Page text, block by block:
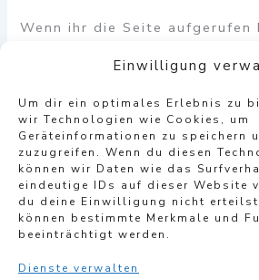
Einwilligung
Um dir ein optimales Erlebnis zu
wir Technologien wie Cookies, um
Geräteinformationen zu speichern
zuzugreifen. Wenn du diesen
können wir Daten wie das
eindeutige IDs auf dieser Website
du deine Einwilligung nicht
können bestimmte Merkmale und
beeinträchtigt werden.
Dienste verwalten
Wenn ihr die Seite aufgerufen
unten rechts durch das Heft
Alternativ könnt ihr auch den
einscannen, um zum Link
werden. Am Spieltag hängen
Sportpark wieder mehrere
dem QR-Code aus, damit ihr
Zugriff darauf habt.